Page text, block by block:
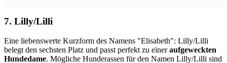
7. Lilly/Lilli
Eine liebenswerte Kurzform des Namens "Elisabeth": Lilly/Lilli
belegt den sechsten Platz und passt perfekt zu eineraufgeweckten
Hundedame. Mögliche Hunderassen für den Namen Lilly/Lilli sind